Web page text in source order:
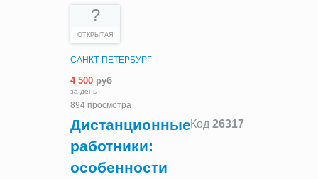
?
ОТКРЫТАЯ
САНКТ-ПЕТЕРБУРГ
4 500 руб
за день
894 просмотра
Код 26317
Дистанционные
работники:
особенности